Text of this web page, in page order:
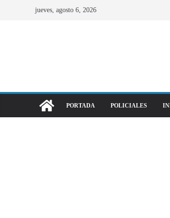
jueves, agosto 6, 2026
PORTADA POLICIALES